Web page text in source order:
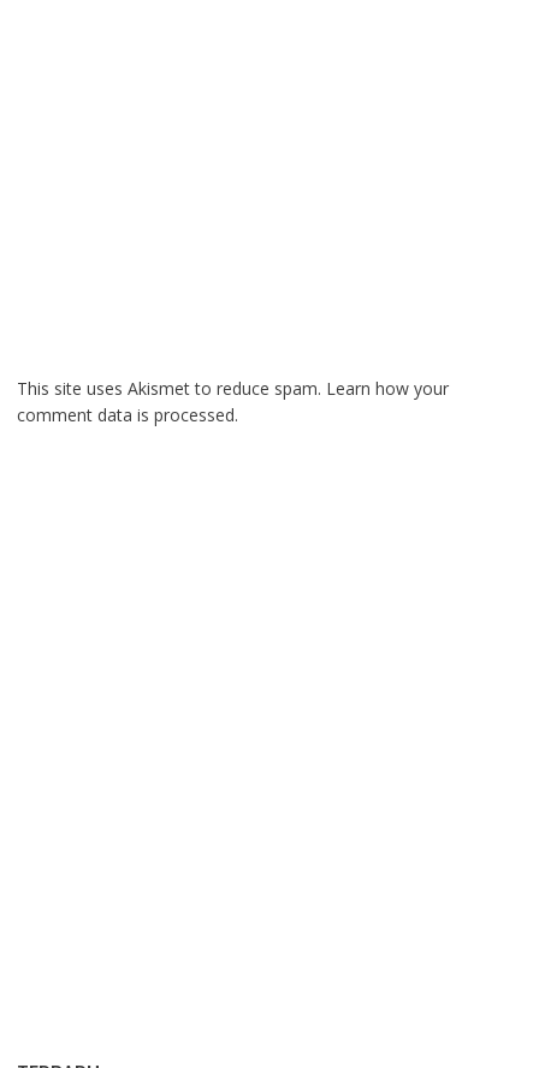
This site uses Akismet to reduce spam. Learn how your
comment data is processed.